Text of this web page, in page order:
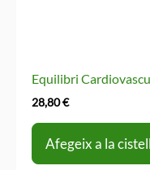
Equilibri
28,80€
Afegeix a la